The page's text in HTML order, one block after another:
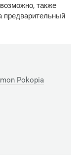
также
предварительный
Pokopia